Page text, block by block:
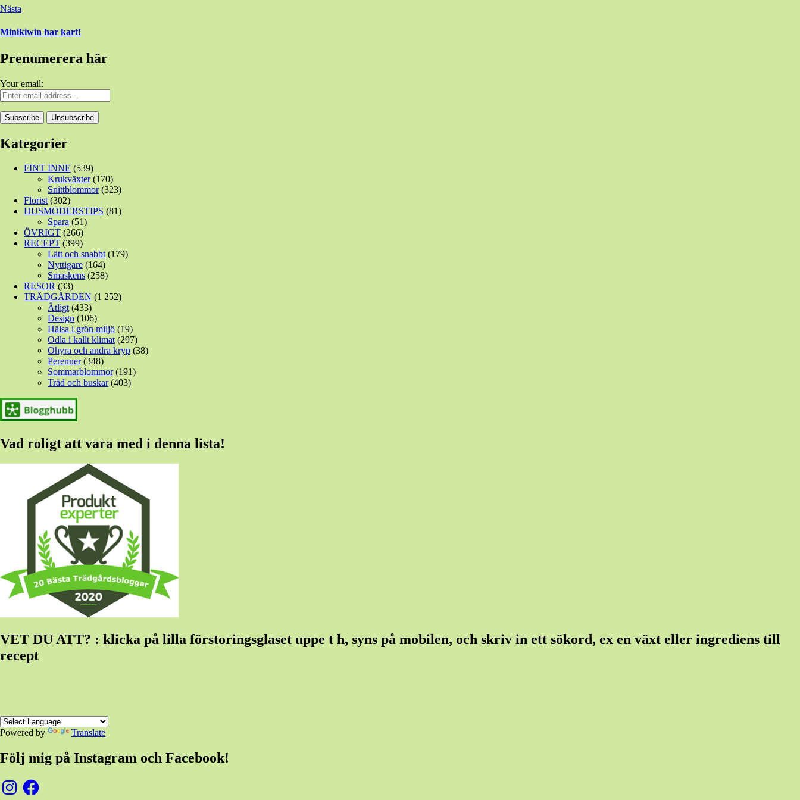
Nästa
Minikiwin har kart!
Prenumerera här
Your email:
Kategorier
FINT INNE (539)
Krukväxter(170)
Snittblommor(323)
Florist(302)
HUSMODERSTIPS (81)
Spara (51)
ÖVRIGT (266)
RECEPT (399)
Lätt och snabbt(179)
Nyttigare (164)
Smaskens (258)
RESOR (33)
TRÄDGÅRDEN (1 252)
Ätligt(433)
Design (106)
Hälsa i grön miljö (19)
Odla i kallt klimat(297)
Ohyra och andra kryp (38)
Perenner(348)
Sommarblommor(191)
Träd och buskar(403)
Vad roligt att vara med i denna lista!
VET DU ATT? : klicka på lilla förstoringsglaset uppe t h, syns på mobilen, och skriv in ett sökord, ex en växt eller ingrediens till
recept
Powered by Translate
Följ mig på Instagram och Facebook!
InstagramFacebook